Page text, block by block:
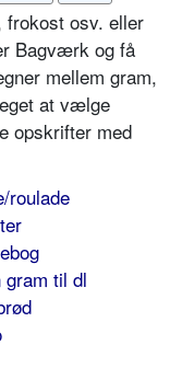
osv. eller
Bagværk og få
mellem gram,
at vælge
opskrifter med
roulade
gram til dl